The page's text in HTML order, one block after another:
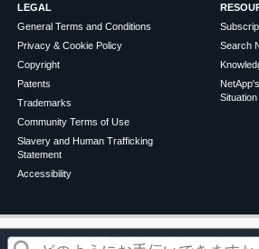
この記事は役に立ちましたか？
LEGAL
General Terms and Conditions
Privacy & Cookie Policy
Copyright
Patents
Trademarks
Community Terms of Use
Slavery and Human Trafficking
Statement
Accessibility
Search
Situation
©2026NetApp English Terms of Use